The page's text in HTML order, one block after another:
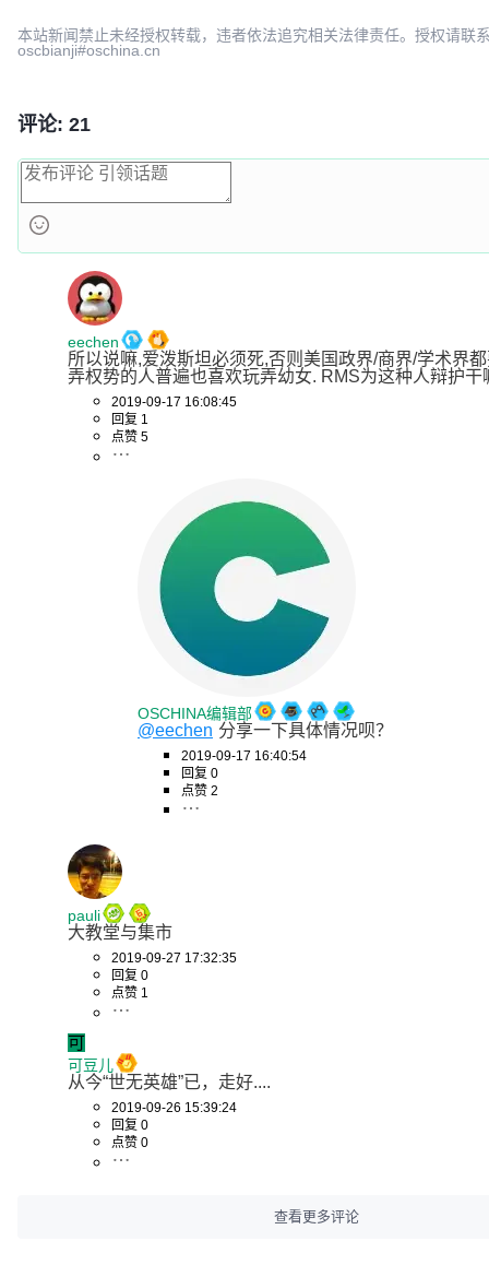
本站新闻禁止未经授权转载，违者依法追究相关法律责任。授权请联
oscbianji#oschina.cn
评论: 21
eechen
所以说嘛,爱泼斯坦必须死,否则美国政界/商界/学术界
弄权势的人普遍也喜欢玩弄幼女. RMS为这种人辩护干
2019-09-17 16:08:45
回复 1
点赞 5
OSCHINA编辑部
@eechen 分享一下具体情况呗？
2019-09-17 16:40:54
回复 0
点赞 2
pauli
大教堂与集市
2019-09-27 17:32:35
回复 0
点赞 1
可
可豆儿
从今“世无英雄”已，走好....
2019-09-26 15:39:24
回复 0
点赞 0
查看更多评论